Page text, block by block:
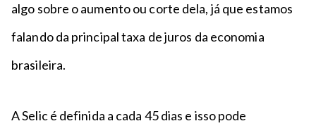
algo sobre o aumento ou corte dela, já que estamos
falando da principal taxa de juros da economia
brasileira.
A Selic é definida a cada 45 dias e isso pode